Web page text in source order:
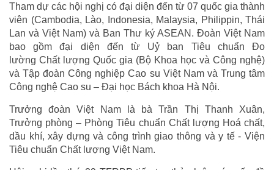
Tham dự các hội nghị có đại diện đến từ 07 quốc gia thành
viên (Cambodia, Lào, Indonesia, Malaysia, Philippin, Thái
Lan và Việt Nam) và Ban Thư ký ASEAN. Đoàn Việt Nam
bao gồm đại diện đến từ Uỷ ban Tiêu chuẩn Đo
lường Chất lượng Quốc gia (Bộ Khoa học và Công nghệ)
và Tập đoàn Công nghiệp Cao su Việt Nam và Trung tâm
Công nghệ Cao su – Đại học Bách khoa Hà Nội.
Trưởng đoàn Việt Nam là bà Trần Thị Thanh Xuân,
Trưởng phòng – Phòng Tiêu chuẩn Chất lượng Hoá chất,
dầu khí, xây dựng và công trình giao thông và y tế - Viện
Tiêu chuẩn Chất lượng Việt Nam.